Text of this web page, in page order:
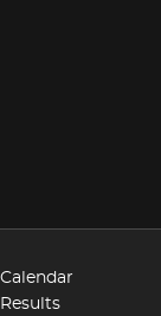
Calendar
Results